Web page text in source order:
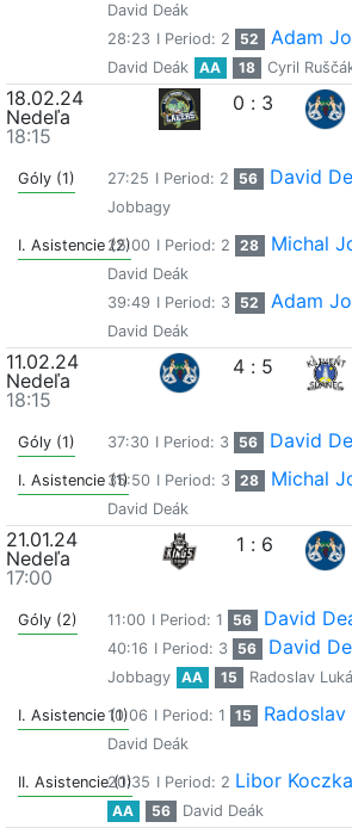
David Deák
28:23 I Period: 2 52 Adam
David Deák
AA 18 Cyril
18.02.24
Nedeľa
18:15
0 : 3
Góly (1) 27:25 I Period: 2 56 David
Jobbagy
I. Asistencie (2)25:00 I Period: 2 28 Michal
David Deák
39:49 I Period: 3 52 Adam
David Deák
11.02.24
Nedeľa
18:15
4 : 5
Góly (1) 37:30 I Period: 3 56 David
I. Asistencie (1)35:50 I Period: 3 28 Michal
David Deák
21.01.24
Nedeľa
17:00
1 : 6
Góly (2) 11:00 I Period: 1 56 David
40:16 I Period: 3 56 David
Jobbagy
AA 15 Radoslav
I. Asistencie (1)10:06 I Period: 1 15 Radoslav
David Deák
II. Asistencie (1)
20:35 I Period: 2 Libor Koczka
AA
56 David Deák